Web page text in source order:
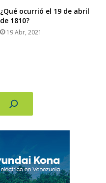
¿Qué ocurrió el 19 de abril
de 1810?
19 Abr, 2021